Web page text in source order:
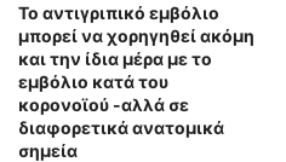
Το αντιγριπικό εμβόλιο
μπορεί να χορηγηθεί ακόμη
και την ίδια μέρα με το
εμβόλιο κατά του
κορoνοϊού -αλλά σε
διαφορετικά ανατομικά
σημεία